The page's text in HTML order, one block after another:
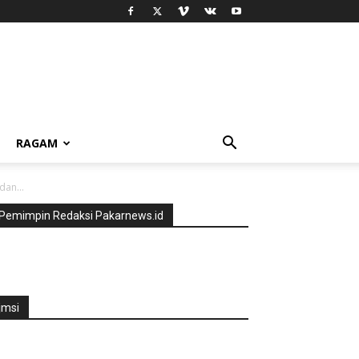
RAGAM
Pemimpin Redaksi Pakarnews.id